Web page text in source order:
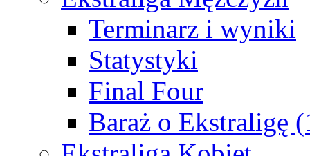
Terminarz i wyniki
Statystyki
Final Four
Baraż o Ekstraligę